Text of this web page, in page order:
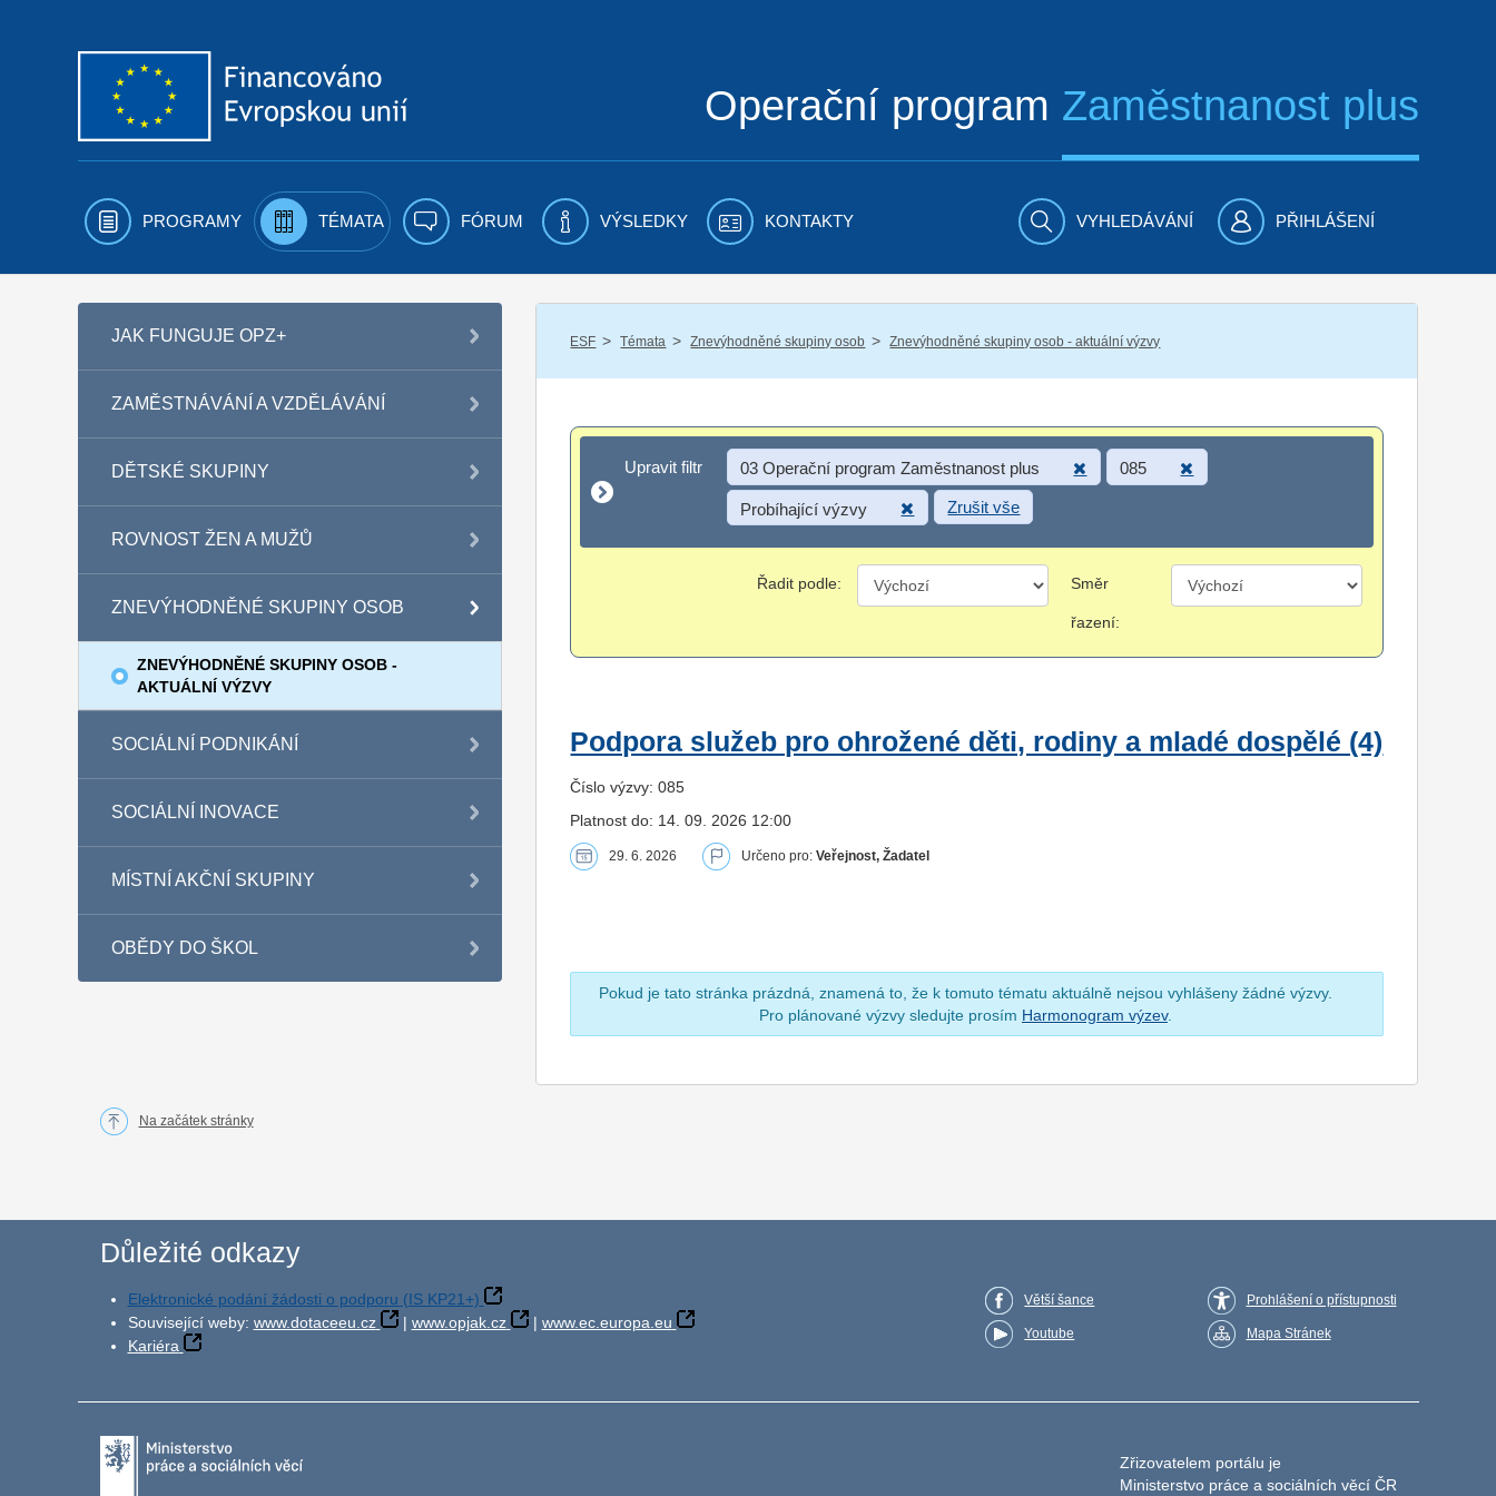
Operační program Zaměstnanost plus
PROGRAMY TÉMATA FÓRUM VÝSLEDKY KONTAKTY VYHLEDÁVÁNÍ PŘIHLÁŠENÍ
JAK FUNGUJE OPZ+
ZAMĚSTNÁVÁNÍ A VZDĚLÁVÁNÍ
DĚTSKÉ SKUPINY
ROVNOST ŽEN A MUŽŮ
ZNEVÝHODNĚNÉ SKUPINY OSOB
ZNEVÝHODNĚNÉ SKUPINY OSOB -
AKTUÁLNÍ VÝZVY
SOCIÁLNÍ PODNIKÁNÍ
SOCIÁLNÍ INOVACE
MÍSTNÍ AKČNÍ SKUPINY
OBĚDY DO ŠKOL
ESF / Témata / Znevýhodněné skupiny osob / Znevýhodněné skupiny osob - aktuální výzvy
Upravit filtr
Upravit filtr 03 Operační program Zaměstnanost plus 085
Probíhající výzvy Zrušit vše
Řadit podle: Směr
řazení:
Podpora služeb pro ohrožené děti, rodiny a mladé dospělé (4)
Číslo výzvy: 085
Platnost do: 14. 09. 2026 12:00
29. 6. 2026 Určeno pro:Veřejnost, Žadatel
Pokud je tato stránka prázdná, znamená to, že k tomuto tématu aktuálně nejsou vyhlášeny žádné výzvy.
Pro plánované výzvy sledujte prosím Harmonogram výzev.
Na začátek stránky
Důležité odkazy
Elektronické podání žádosti o podporu (IS KP21+)
Související weby: www.dotaceeu.cz | www.opjak.cz | www.ec.europa.eu
Kariéra
Větší šance
Youtube
Prohlášení o přístupnosti
Mapa Stránek
Zřizovatelem portálu je
Ministerstvo práce a sociálních věcí ČR